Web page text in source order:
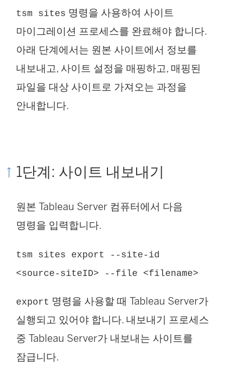
tsm sites 명령을 사용하여 사이트
마이그레이션 프로세스를 완료해야 합니다.
아래 단계에서는 원본 사이트에서 정보를
내보내고, 사이트 설정을 매핑하고, 매핑된
파일을 대상 사이트로 가져오는 과정을
안내합니다.
1단계: 사이트 내보내기
원본 Tableau Server 컴퓨터에서 다음
명령을 입력합니다.
tsm sites export --site-id
<source-siteID> --file <filename>
export 명령을 사용할 때 Tableau Server가
실행되고 있어야 합니다. 내보내기 프로세스
중 Tableau Server가 내보내는 사이트를
잠급니다.